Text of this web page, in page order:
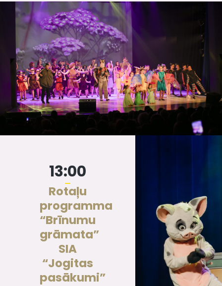
13:00
Rotaļu
programma
“Brīnumu
grāmata”
SIA
“Jogitas
pasākumi”